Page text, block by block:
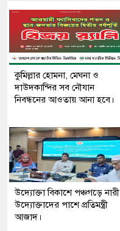
কুমিল্লার হোমনা, মেঘনা ও
দাউদকান্দির সব নৌযান
নিবন্ধনের আওতায় আনা হবে।
উদ্যোক্তা বিকাশে পঞ্চগড়ে নারী
উদ্যোক্তাদের পাশে প্রতিমন্ত্রী
আজাদ।